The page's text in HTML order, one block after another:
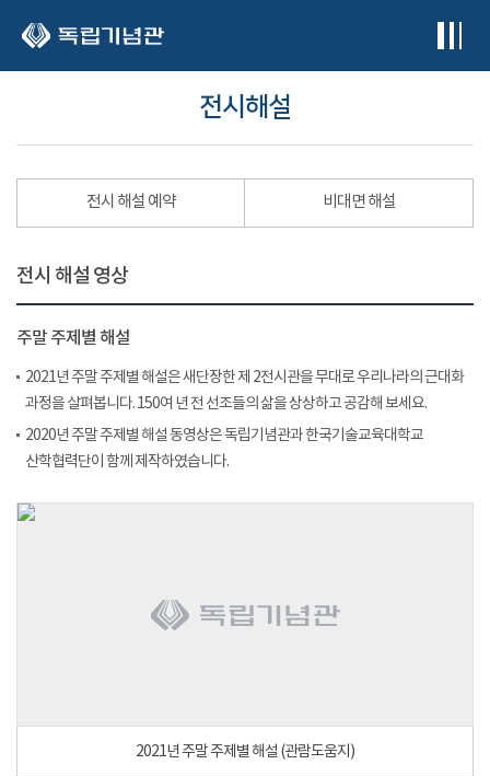
전시해설
전시 해설 예약 비대면 해설
전시 해설 영상
주말 주제별 해설
2021년 주말 주제별 해설은 새단장한 제 2전시관을 무대로 우리나라의 근대화
과정을 살펴봅니다. 150여 년 전 선조들의 삶을 상상하고 공감해 보세요.
2020년 주말 주제별 해설 동영상은 독립기념관과 한국기술교육대학교
산학협력단이 함께 제작하였습니다.
2021년 주말 주제별 해설 (관람도움지)